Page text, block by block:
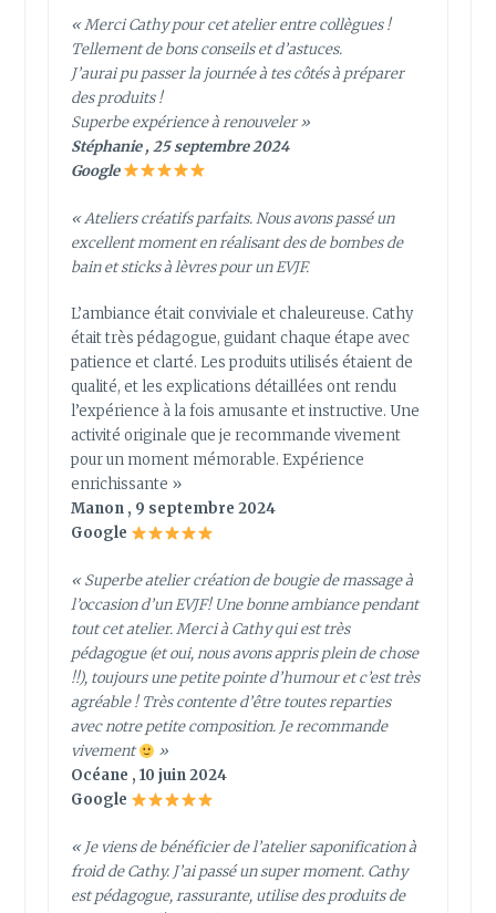
« Merci Cathy pour cet atelier entre collègues !
Tellement de bons conseils et d’astuces.
J’aurai pu passer la journée à tes côtés à préparer
des produits !
Superbe expérience à renouveler »
Stéphanie , 25 septembre 2024
Google
« Ateliers créatifs parfaits. Nous avons passé un
excellent moment en réalisant des de bombes de
bain et sticks à lèvres pour un EVJF.
L’ambiance était conviviale et chaleureuse. Cathy
était très pédagogue, guidant chaque étape avec
patience et clarté. Les produits utilisés étaient de
qualité, et les explications détaillées ont rendu
l’expérience à la fois amusante et instructive. Une
activité originale que je recommande vivement
pour un moment mémorable. Expérience
enrichissante »
Manon , 9 septembre 2024
Google
« Superbe atelier création de bougie de massage à
l’occasion d’un EVJF! Une bonne ambiance pendant
tout cet atelier. Merci à Cathy qui est très
pédagogue (et oui, nous avons appris plein de chose
!!), toujours une petite pointe d’humour et c’est très
agréable ! Très contente d’être toutes reparties
avec notre petite composition. Je recommande
vivement
»
Océane , 10 juin 2024
Google
« Je viens de bénéficier de l’atelier saponification à
froid de Cathy. J’ai passé un super moment. Cathy
est pédagogue, rassurante, utilise des produits de